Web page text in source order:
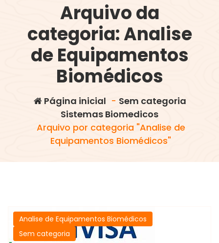
Arquivo da
categoria: Analise
de Equipamentos
Biomédicos
Página inicial - Sem categoria
Sistemas Biomedicos
Arquivo por categoria "Analise de
Equipamentos Biomédicos"
Analise de Equipamentos Biomédicos
Sem categoria